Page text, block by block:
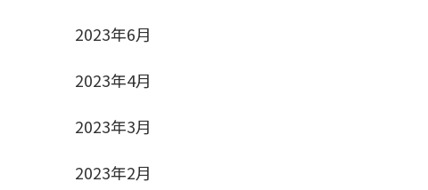
2023年6月
2023年4月
2023年3月
2023年2月